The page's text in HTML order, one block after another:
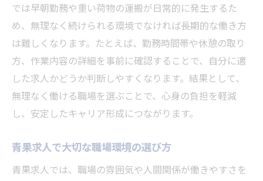
青果求人の現場で感じる仕事の面白さ
未経験歓迎の青果求人を選ぶコツ
青果求人が気になる方への仕事内容ガイド
青果求人で担当する主な業務内容解説
青果求人の一日の流れと作業イメージ
青果求人の仕事内容を具体的に知る方法
青果求人と他部門の違いを理解しよう
青果求人のリアルな現場の声を紹介
では早朝勤務や重い荷物の運搬が日常的に発生するた
め、無理なく続けられる環境でなければ長期的な働き方
は難しくなります。たとえば、勤務時間帯や休憩の取り
方、作業内容の詳細を事前に確認することで、自分に適
した求人かどうか判断しやすくなります。結果として、
無理なく働ける職場を選ぶことで、心身の負担を軽減
し、安定したキャリア形成につながります。
青果求人で大切な職場環境の選び方
青果求人では、職場の雰囲気や人間関係が働きやすさを